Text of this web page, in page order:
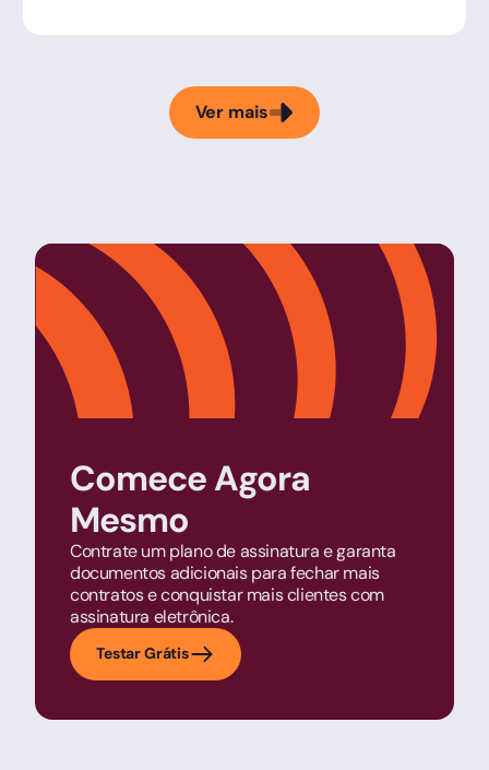
Ver mais
Comece Agora
Mesmo
Contrate um plano de assinatura e garanta
documentos adicionais para fechar mais
contratos e conquistar mais clientes com
assinatura eletrônica.
Testar Grátis